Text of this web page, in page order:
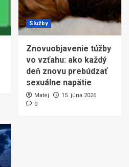
Služby
Znovuobjavenie túžby
vo vzťahu: ako každý
deň znovu prebúdzať
sexuálne napätie
Matej
15. júna 2026
0